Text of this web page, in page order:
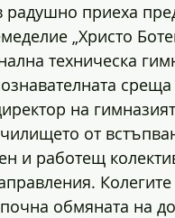
радушно приеха
„Христо
техническа
на
от
и работещ
Колегите
обмяната на